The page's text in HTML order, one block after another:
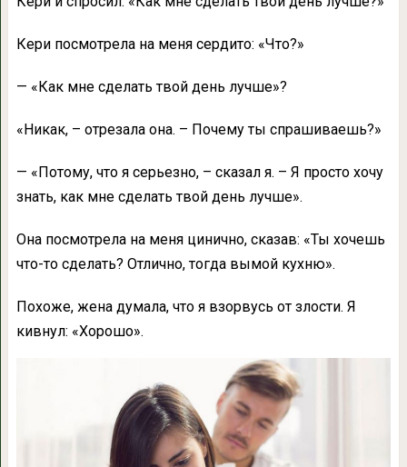
Кери посмотрела на меня сердито: «Что?»
— «Как мне сделать твой день лучше»?
«Никак, – отрезала она. – Почему ты спрашиваешь?»
— «Потому, что я серьезно, – сказал я. – Я просто хочу
знать, как мне сделать твой день лучше».
Она посмотрела на меня цинично, сказав: «Ты хочешь
что-то сделать? Отлично, тогда вымой кухню».
Похоже, жена думала, что я взорвусь от злости. Я
кивнул: «Хорошо».